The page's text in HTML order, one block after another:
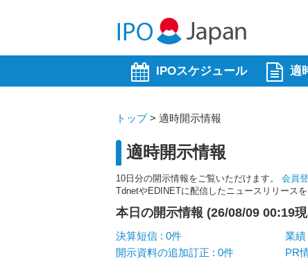
IPOスケジュール 適
トップ> 適時開示情報
適時開示情報
10日分の開示情報をご覧いただけます。 会員
TdnetやEDINETに配信したニュースリリース
本日の開示情報 (26/08/09 00:19
決算短信 : 0件 業績
開示資料の追加訂正 : 0件
PR